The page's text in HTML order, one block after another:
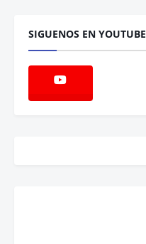
SIGUENOS EN YOUTUBE